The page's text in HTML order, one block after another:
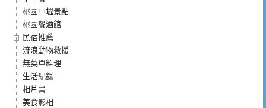
桃園中壢景點
桃園餐酒館
民宿推薦
流浪動物救援
無菜單料理
生活紀錄
相片書
美食影相